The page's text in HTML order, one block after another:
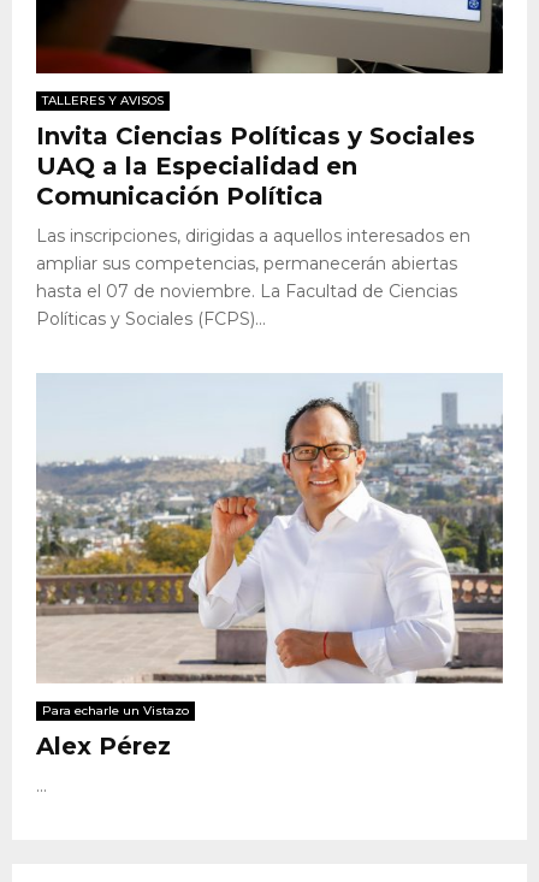
TALLERES Y AVISOS
Invita Ciencias Políticas y Sociales
UAQ a la Especialidad en
Comunicación Política
Las inscripciones, dirigidas a aquellos interesados en
ampliar sus competencias, permanecerán abiertas
hasta el 07 de noviembre. La Facultad de Ciencias
Políticas y Sociales (FCPS)...
Para echarle un Vistazo
Alex Pérez
...